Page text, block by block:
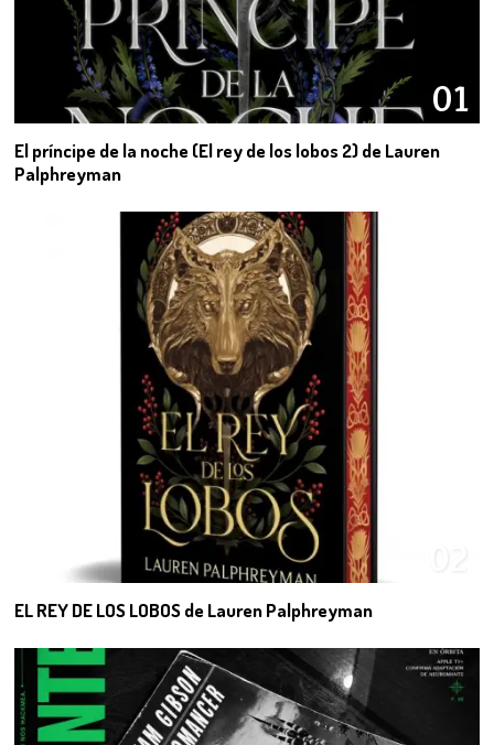
01
El príncipe de la noche (El rey de los lobos 2) de Lauren
Palphreyman
EL REY DE LOS LOBOS de Lauren Palphreyman